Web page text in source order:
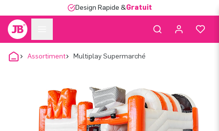
Design Rapide &Gratuit
Assortiment Multiplay Supermarché